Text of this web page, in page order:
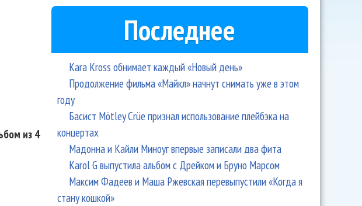
из 4
Последнее
Kara Kross обнимает каждый «Новый день»
Продолжение фильма «Майкл» начнут снимать уже в этом
году
Басист Mötley Crüe признал использование плейбэка на
концертах
Мадонна и Кайли Миноуг впервые записали два фита
Karol G выпустила альбом с Дрейком и Бруно Марсом
Максим Фадеев и Маша Ржевская перевыпустили «Когда я
стану кошкой»